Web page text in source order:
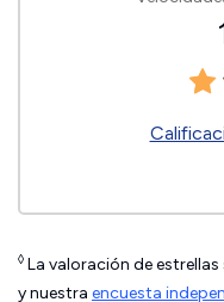
◊ La valoración de estrellas
y nuestra encuesta